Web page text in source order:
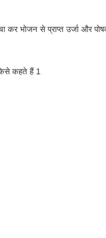
भोजन से प्राप्त उर्जा और